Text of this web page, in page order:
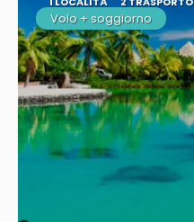
Volo + soggiorno